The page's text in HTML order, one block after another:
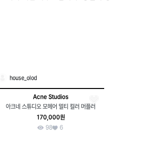
house_olod
Acne Studios
아크네 스튜디오 모헤어 멀티 컬러 머플러
170,000원
98
6